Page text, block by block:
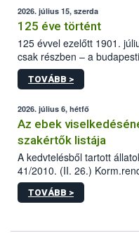
2026. július 15, szerda
125 éve történt
125 évvel ezelőtt 1901.
csak részben – a
állomás a Kis Rókus utca
tervezett új épületébe.
TOVÁBB >
2026. július 6, hétfő
Az ebek
szakértők listája
A kedvtelésből tartott
41/2010. (II. 26.)
sérülés, illetve ennek
hatósági feladatokat,
TOVÁBB >